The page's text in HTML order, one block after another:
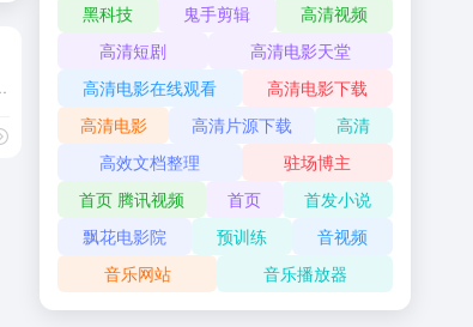
# AI content creation
黑科技 鬼手剪辑
高清视频
高清短剧
高清电影天堂
高清电影在线观看
高清电影下载
高清电影
高清片源下载
高清
高效文档整理
驻场博主
首页 腾讯视频
首页
首发小说
飘花电影院
预训练
音视频
音乐网站
音乐播放器